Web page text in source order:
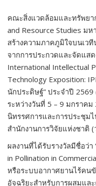
คณะสิ่งแวดล้อมและทรัพยา
and Resource Studies ม
สร้างความภาคภูมิใจบนเว
จากการประกวดและจัดแส
International Intellectual
Technology Exposition:
นักประดิษฐ์” ประจำปี 2569
ระหว่างวันที่ 5 – 9 มกราค
นิทรรศการและการประชุม
สำนักงานการวิจัยแห่งชาติ
ผลงานที่ได้รับรางวัลมีชื่อว่า
in Pollination in
หรือระบบอากาศยานไร้ค
อัจฉริยะสำหรับการผสมแ